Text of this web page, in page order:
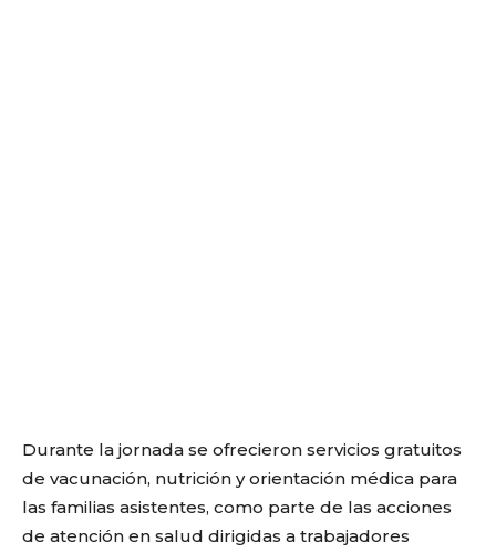
Durante la jornada se ofrecieron servicios gratuitos
de vacunación, nutrición y orientación médica para
las familias asistentes, como parte de las acciones
de atención en salud dirigidas a trabajadores